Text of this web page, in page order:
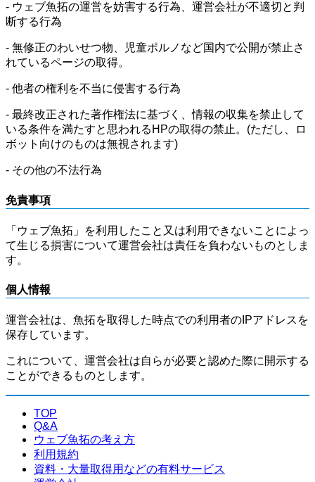
- ウェブ魚拓の運営を妨害する行為、運営会社が不適切と判
断する行為
- 無修正のわいせつ物、児童ポルノなど国内で公開が禁止さ
れているページの取得。
- 他者の権利を不当に侵害する行為
- 最終改正された著作権法に基づく、情報の収集を禁止して
いる条件を満たすと思われるHPの取得の禁止。(ただし、ロ
ボット向けのものは無視されます)
- その他の不法行為
免責事項
「ウェブ魚拓」を利用したこと又は利用できないことによっ
て生じる損害について運営会社は責任を負わないものとしま
す。
個人情報
運営会社は、魚拓を取得した時点での利用者のIPアドレスを
保存しています。
これについて、運営会社は自らが必要と認めた際に開示する
ことができるものとします。
TOP
Q&A
ウェブ魚拓の考え方
利用規約
資料・大量取得用などの有料サービス